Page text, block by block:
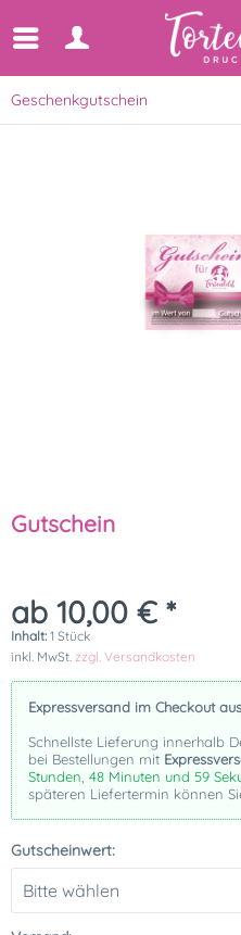
Geschenkgutschein
Gutschein
ab 10,00 € *
Inhalt: 1 Stück
inkl. MwSt. zzgl. Versandkosten
Expressversand im Checkout
Schnellste Lieferung innerhalb
bei Bestellungen mit
Stunden, 48 Minuten und 59
späteren Liefertermin können
Gutscheinwert: